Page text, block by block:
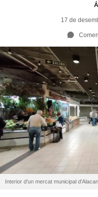
17 de
Interior d'un mercat municipal